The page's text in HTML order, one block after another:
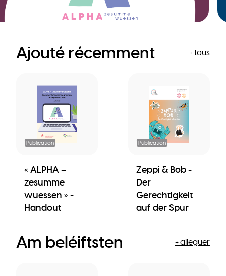
Ajouté récemment
Publication
« ALPHA –
zesumme
wuessen » -
Handout
Publication
Zeppi & Bob -
Der
Gerechtigkeit
auf der Spur
+ tous
Am beléiftsten + alleguer